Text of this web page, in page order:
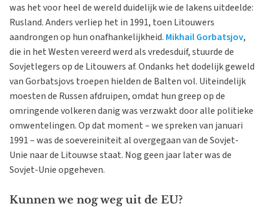
was het voor heel de wereld duidelijk wie de lakens uitdeelde:
Rusland. Anders verliep het in 1991, toen Litouwers
aandrongen op hun onafhankelijkheid. Mikhail Gorbatsjov,
die in het Westen vereerd werd als vredesduif, stuurde de
Sovjetlegers op de Litouwers af. Ondanks het dodelijk geweld
van Gorbatsjovs troepen hielden de Balten vol. Uiteindelijk
moesten de Russen afdruipen, omdat hun greep op de
omringende volkeren danig was verzwakt door alle politieke
omwentelingen. Op dat moment – we spreken van januari
1991 – was de soevereiniteit al overgegaan van de Sovjet-
Unie naar de Litouwse staat. Nog geen jaar later was de
Sovjet-Unie opgeheven.
Kunnen we nog weg uit de EU?